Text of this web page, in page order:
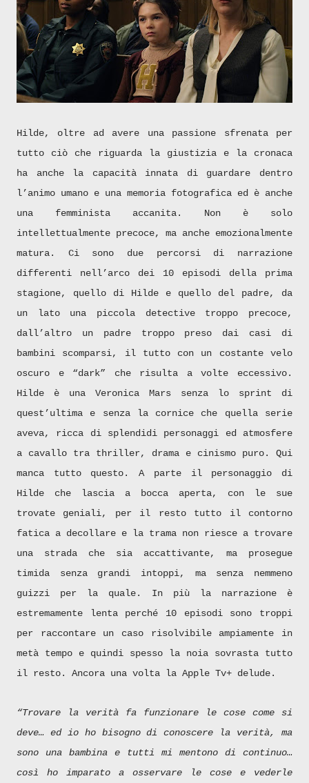
Hilde, oltre ad avere una passione sfrenata per
tutto ciò che riguarda la giustizia e la cronaca
ha anche la capacità innata di guardare dentro
l’animo umano e una memoria fotografica ed è anche
una femminista accanita. Non è solo
intellettualmente precoce, ma anche emozionalmente
matura. Ci sono due percorsi di narrazione
differenti nell’arco dei 10 episodi della prima
stagione, quello di Hilde e quello del padre, da
un lato una piccola detective troppo precoce,
dall’altro un padre troppo preso dai casi di
bambini scomparsi, il tutto con un costante velo
oscuro e “dark” che risulta a volte eccessivo.
Hilde è una Veronica Mars senza lo sprint di
quest’ultima e senza la cornice che quella serie
aveva, ricca di splendidi personaggi ed atmosfere
a cavallo tra thriller, drama e cinismo puro. Qui
manca tutto questo. A parte il personaggio di
Hilde che lascia a bocca aperta, con le sue
trovate geniali, per il resto tutto il contorno
fatica a decollare e la trama non riesce a trovare
una strada che sia accattivante, ma prosegue
timida senza grandi intoppi, ma senza nemmeno
guizzi per la quale. In più la narrazione è
estremamente lenta perché 10 episodi sono troppi
per raccontare un caso risolvibile ampiamente in
metà tempo e quindi spesso la noia sovrasta tutto
il resto. Ancora una volta la Apple Tv+ delude.
“Trovare la verità fa funzionare le cose come si
deve… ed io ho bisogno di conoscere la verità, ma
sono una bambina e tutti mi mentono di continuo…
così ho imparato a osservare le cose e vederle